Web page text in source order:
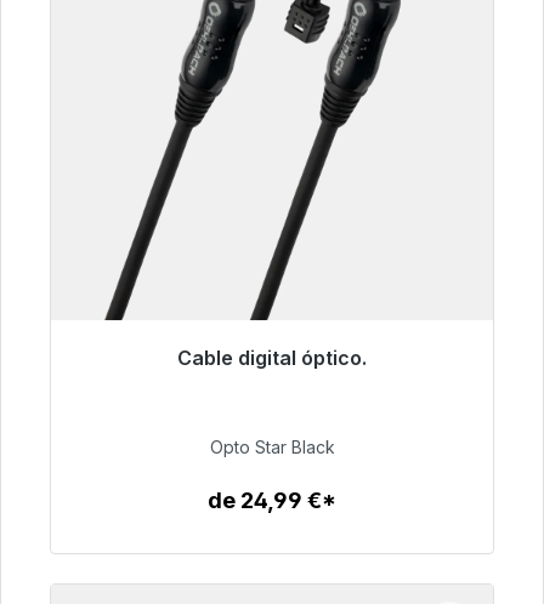
Cable digital óptico.
Listo para envío inmediato, plazo de entrega
93,00 €
Opto Star Black
de 24,99 €*